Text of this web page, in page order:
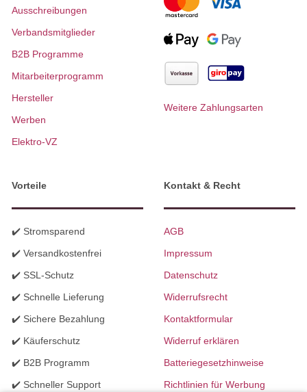
Ausschreibungen
Verbandsmitglieder
B2B Programme
Mitarbeiterprogramm
Hersteller
Werben
Elektro-VZ
Weitere Zahlungsarten
Vorteile
✔️ Stromsparend
✔️ Versandkostenfrei
✔️ SSL-Schutz
✔️ Schnelle Lieferung
✔️ Sichere Bezahlung
✔️ Käuferschutz
✔️ B2B Programm
✔️ Schneller Support
Kontakt & Recht
AGB
Impressum
Datenschutz
Widerrufsrecht
Kontaktformular
Widerruf erklären
Batteriegesetzhinweise
Richtlinien für Werbung